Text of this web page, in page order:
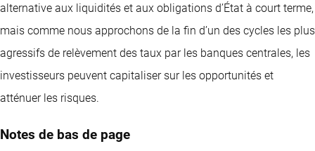
alternative aux liquidités et aux obligations d’État à court terme,
mais comme nous approchons de la fin d’un des cycles les plus
agressifs de relèvement des taux par les banques centrales, les
investisseurs peuvent capitaliser sur les opportunités et
atténuer les risques.
Notes de bas de page